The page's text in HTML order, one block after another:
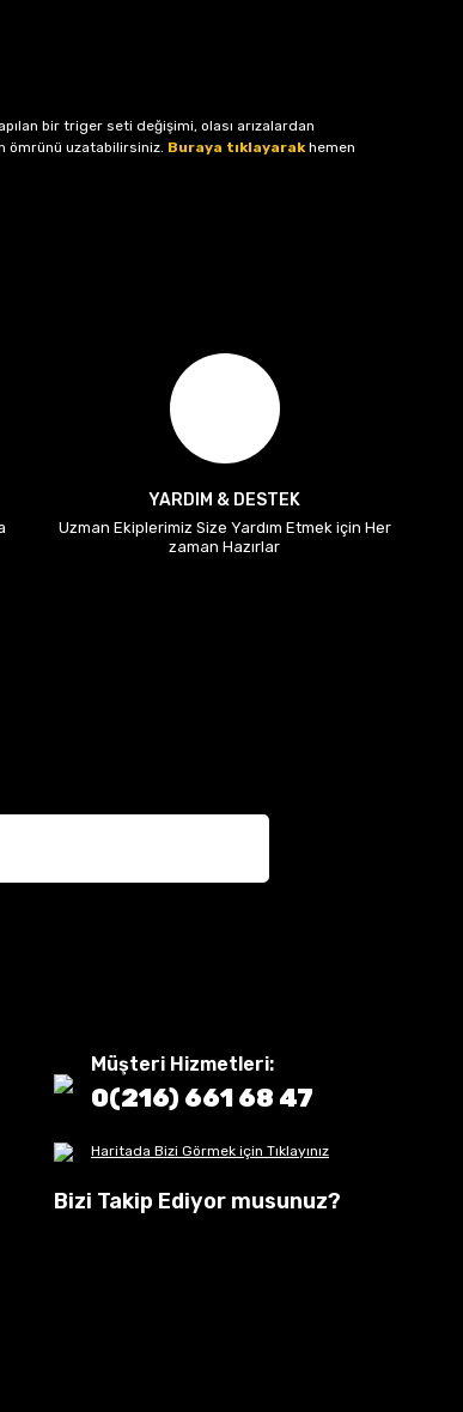
bir triger seti değişimi, olası arızalardan
ömrünü uzatabilirsiniz. Buraya tıklayarakhemen
YARDIM & DESTEK
Uzman Ekiplerimiz Size Yardım Etmek için Her
zaman Hazırlar
Müşteri Hizmetleri:
0(216) 661 68 47
Haritada Bizi Görmek için Tıklayınız
Bizi Takip Ediyor musunuz?